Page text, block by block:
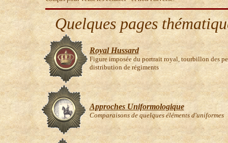
Quelques pages
Royal Hussard
Figure imposée du portrait royal, tourbillon des
distribution de régiments
Approches Uniformologique
Comparaisons de quelques éléments d'uniformes